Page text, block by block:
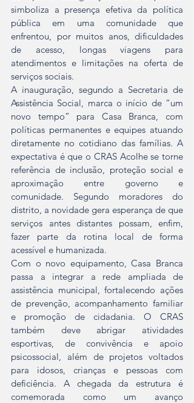
simboliza a presença efetiva da política
pública em uma comunidade que
enfrentou, por muitos anos, dificuldades
de acesso, longas viagens para
atendimentos e limitações na oferta de
serviços sociais.
A inauguração, segundo a Secretaria de
Assistência Social, marca o início de “um
novo tempo” para Casa Branca, com
políticas permanentes e equipes atuando
diretamente no cotidiano das famílias. A
expectativa é que o CRAS Acolhe se torne
referência de inclusão, proteção social e
aproximação entre governo e
comunidade. Segundo moradores do
distrito, a novidade gera esperança de que
serviços antes distantes possam, enfim,
fazer parte da rotina local de forma
acessível e humanizada.
Com o novo equipamento, Casa Branca
passa a integrar a rede ampliada de
assistência municipal, fortalecendo ações
de prevenção, acompanhamento familiar
e promoção de cidadania. O CRAS
também deve abrigar atividades
esportivas, de convivência e apoio
psicossocial, além de projetos voltados
para idosos, crianças e pessoas com
deficiência. A chegada da estrutura é
comemorada como um avanço